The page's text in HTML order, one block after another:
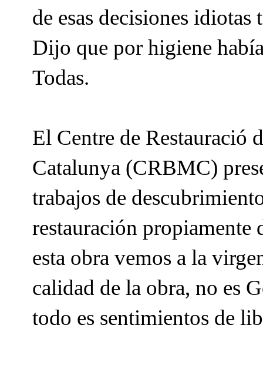
de esas decisiones
Dijo que por higiene
Todas.
El Centre de Restauració
Catalunya (CRBMC)
trabajos de
restauración propiamente
esta obra vemos a la
calidad de la obra, no es
todo es sentimientos de